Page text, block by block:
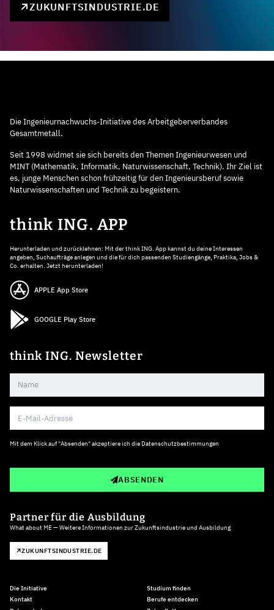
ZUKUNFTSINDUSTRIE.DE
Die Ingenieurnachwuchs-Initiative des Arbeitgeberverbandes
Gesamtmetall.
Seit 1998 widmet sie sich bereits den Themen Ingenieurwesen und
MINT (Mathematik, Informatik, Naturwissenschaft, Technik). Ihr Ziel ist
es, junge Menschen schon frühzeitig für den Ingenieursberuf sowie
Naturwissenschaften und Technik zu begeistern.
think ING. APP
Herunterladen und zurücklehnen: Mit der think ING. App kannst du deine Interessen
angeben, Suchaufträge anlegen und die für dich passenden Studiengänge, Praktika, Jobs &
Co. erhalten. Jetzt herunterladen!
APPLE App Store
GOOGLE Play Store
think ING. Newsletter
Mit dem Klick auf "Absenden" akzeptiere ich die Datenschutzbestimmungen
ABSENDEN
Partner für die Ausbildung
What about ME — Weitere Informationen zur Zukunftsindustrie und Ausbildung
ZUKUNFTSINDUSTRIE.DE
Die Initiative
Kontakt
Studium finden
Berufe entdecken